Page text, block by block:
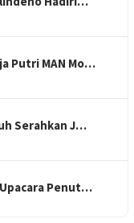
Putri MAN Mo…
Serahkan J…
Upacara Penut…